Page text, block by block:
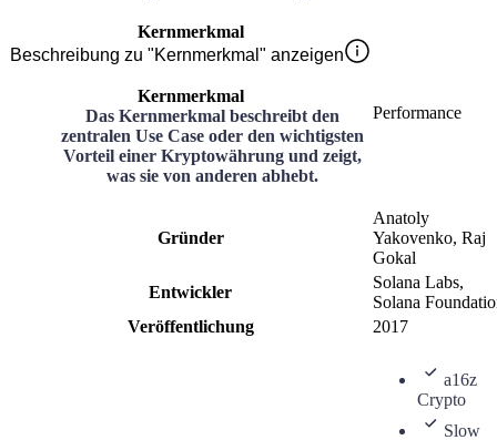
Kernmerkmal
Beschreibung zu "Kernmerkmal" anzeigen
Kernmerkmal
Das Kernmerkmal beschreibt den
zentralen Use Case oder den wichtigsten
Vorteil einer Kryptowährung und zeigt,
was sie von anderen abhebt.
Performance
Gründer
Anatoly
Yakovenko, Raj
Gokal
Entwickler
Solana Labs,
Solana
Veröffentlichung
2017
a16z
Crypto
Slow